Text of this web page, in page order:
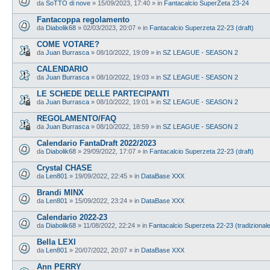
da SoTTO di nove » 15/09/2023, 17:40 » in Fantacalcio SuperZeta 23-24
Fantacoppa regolamento
da Diabolik68 » 02/03/2023, 20:07 » in Fantacalcio Superzeta 22-23 (draft)
COME VOTARE?
da Juan Burrasca » 08/10/2022, 19:09 » in SZ LEAGUE - SEASON 2
CALENDARIO
da Juan Burrasca » 08/10/2022, 19:03 » in SZ LEAGUE - SEASON 2
LE SCHEDE DELLE PARTECIPANTI
da Juan Burrasca » 08/10/2022, 19:01 » in SZ LEAGUE - SEASON 2
REGOLAMENTO/FAQ
da Juan Burrasca » 08/10/2022, 18:59 » in SZ LEAGUE - SEASON 2
Calendario FantaDraft 2022/2023
da Diabolik68 » 29/09/2022, 17:07 » in Fantacalcio Superzeta 22-23 (draft)
Crystal CHASE
da Len801 » 19/09/2022, 22:45 » in DataBase XXX
Brandi MINX
da Len801 » 15/09/2022, 23:24 » in DataBase XXX
Calendario 2022-23
da Diabolik68 » 11/08/2022, 22:24 » in Fantacalcio Superzeta 22-23
Bella LEXI
da Len801 » 20/07/2022, 20:07 » in DataBase XXX
Ann PERRY